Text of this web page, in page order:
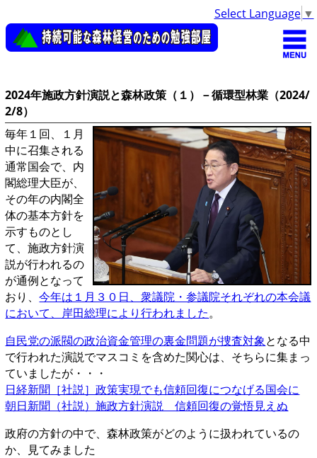
Select Language ▼
2024年施政方針演説と森林政策（１）－循環型林業（2024/
2/8）
毎年１回、１月
中に召集される
通常国会で、内
閣総理大臣が、
その年の内閣全
体の基本方針を
示すものとし
て、施政方針演
説が行われるの
が通例となって
おり、今年は１月３０日、衆議院・参議院それぞれの本会議
において、岸田総理により行われました。
自民党の派閥の政治資金管理の裏金問題が捜査対象となる中
で行われた演説でマスコミを含めた関心は、そちらに集まっ
ていましたが・・・
日経新聞［社説］政策実現でも信頼回復につなげる国会に
朝日新聞（社説）施政方針演説 信頼回復の覚悟見えぬ
政府の方針の中で、森林政策がどのように扱われているの
か、見てみました